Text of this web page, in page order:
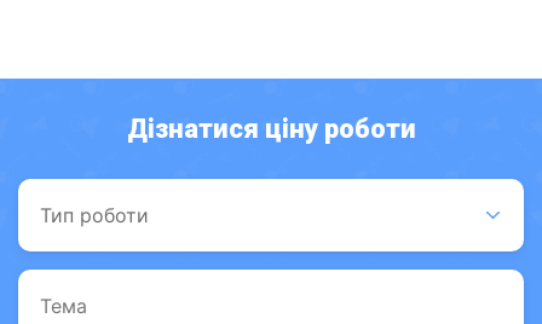
Дізнатися ціну роботи